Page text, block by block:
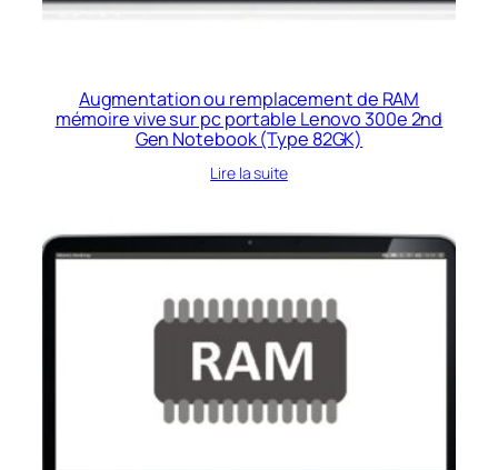
Augmentation ou remplacement de RAM
mémoire vive sur pc portable Lenovo 300e 2nd
Gen Notebook (Type 82GK)
Lire la suite